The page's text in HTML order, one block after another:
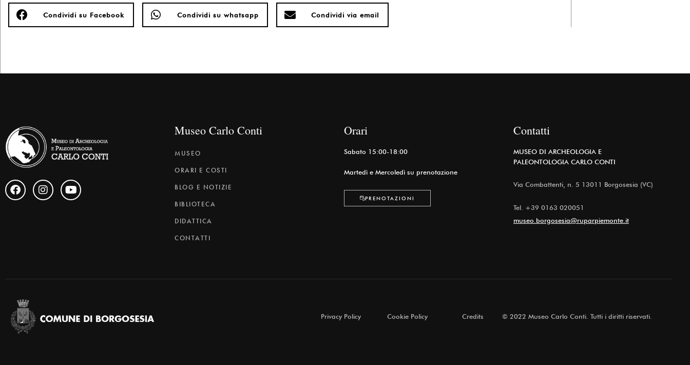
Condividi su Facebook Condividi su whatsapp Condividi via email
Museo Carlo Conti
MUSEO
ORARI E COSTI
BLOG E NOTIZIE
BIBLIOTECA
DIDATTICA
CONTATTI
Orari
Sabato 15:00-18:00
Martedì e Mercoledì su prenotazione
PRENOTAZIONI
Contatti
MUSEO DI ARCHEOLOGIA E
PALEONTOLOGIA CARLO CONTI
Via Combattenti, n. 5 13011 Borgosesia (VC)
Tel. +39 0163 020051
museo.borgosesia@ruparpiemonte.it
Privacy Policy Cookie Policy Credits © 2022 Museo Carlo Conti. Tutti i diritti riservati.